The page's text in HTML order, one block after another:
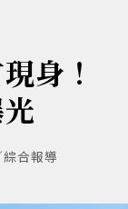
身！
合報導